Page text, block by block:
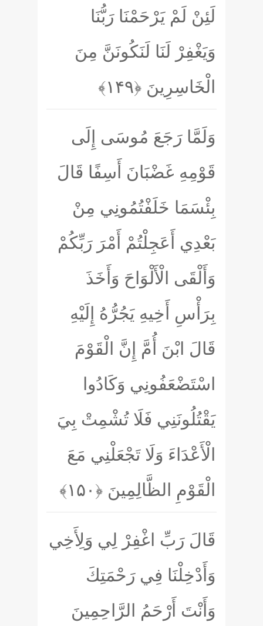
لَئِنْ لَمْ يَرْحَمْنَا رَبُّنَا
وَيَغْفِرْ لَنَا لَنَكُونَنَّ مِنَ
الْخَاسِرِينَ ﴿۱۴۹﴾
وَلَمَّا رَجَعَ مُوسَى إِلَى
قَوْمِهِ غَضْبَانَ أَسِفًا قَالَ
بِئْسَمَا خَلَفْتُمُونِي مِنْ
بَعْدِي أَعَجِلْتُمْ أَمْرَ رَبِّكُمْ
وَأَلْقَى الْأَلْوَاحَ وَأَخَذَ
بِرَأْسِ أَخِيهِ يَجُرُّهُ إِلَيْهِ
قَالَ ابْنَ أُمَّ إِنَّ الْقَوْمَ
اسْتَضْعَفُونِي وَكَادُوا
يَقْتُلُونَنِي فَلَا تُشْمِتْ بِيَ
الْأَعْدَاءَ وَلَا تَجْعَلْنِي مَعَ
الْقَوْمِ الظَّالِمِينَ ﴿۱۵۰﴾
قَالَ رَبِّ اغْفِرْ لِي وَلِأَخِي
وَأَدْخِلْنَا فِي رَحْمَتِكَ
وَأَنْتَ أَرْحَمُ الرَّاحِمِينَ